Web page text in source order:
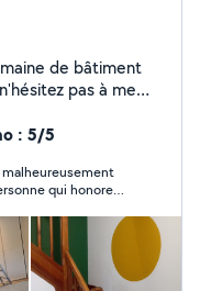
de bâtiment
pas à me
faire profiter de
N'hésitez pas de
Vingt sept.
: 5/5
qui honore